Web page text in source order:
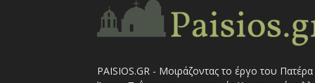
PAISIOS.GR - Μοιράζοντας το έργο του Πατέρα